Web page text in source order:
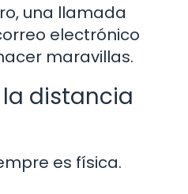
una llamada
electrónico
maravillas.
la distancia
es física.